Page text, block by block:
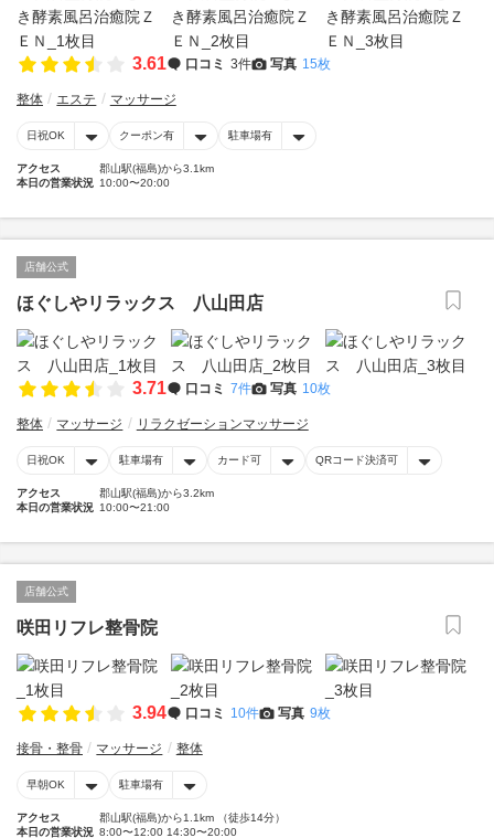
3.61 口コミ 3件 写真 15枚
整体 エステ マッサージ
日祝OK クーポン有 駐車場有
アクセス
郡山駅(福島)から3.1km
本日の営業状況 10:00〜20:00
店舗公式
ほぐしやリラックス 八山田店
3.71 口コミ 7件 写真 10枚
整体 マッサージ リラクゼーションマッサージ
日祝OK 駐車場有 カード可 QRコード決済可
アクセス
郡山駅(福島)から3.2km
本日の営業状況 10:00〜21:00
店舗公式
咲田リフレ整骨院
3.94 口コミ 10件 写真 9枚
接骨・整骨 マッサージ 整体
早朝OK 駐車場有
アクセス
郡山駅(福島)から1.1km （徒歩14分）
本日の営業状況 8:00〜12:00 14:30〜20:00